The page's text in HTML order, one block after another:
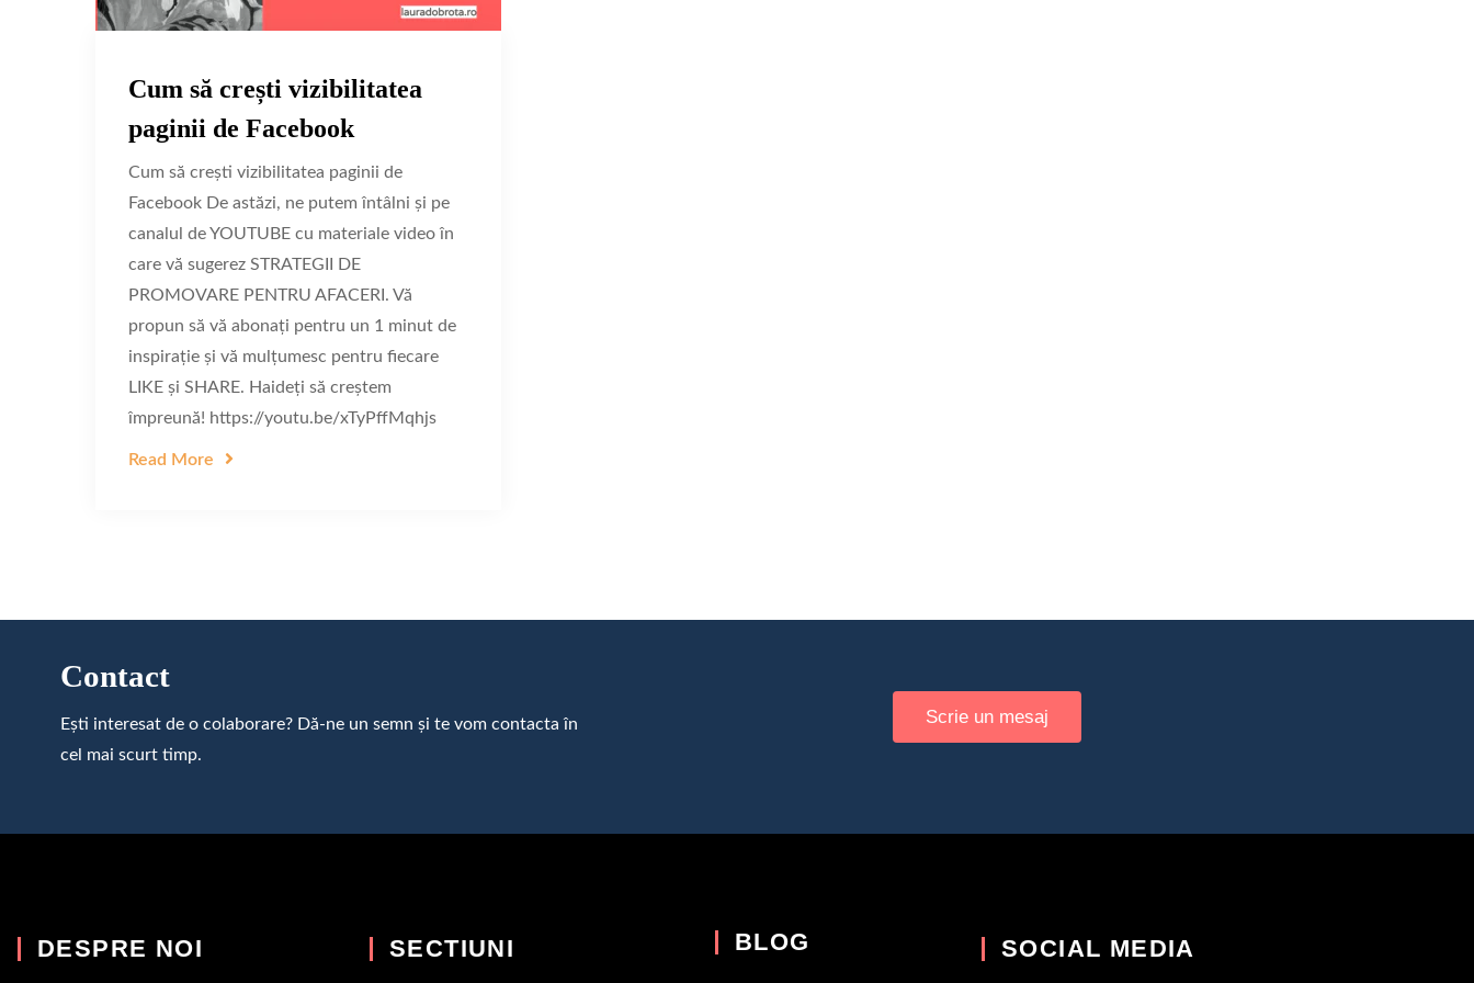
Cum să crești vizibilitatea
paginii de Facebook
Cum să crești vizibilitatea paginii de
Facebook De astăzi, ne putem întâlni și pe
canalul de YOUTUBE cu materiale video în
care vă sugerez STRATEGII DE
PROMOVARE PENTRU AFACERI. Vă
propun să vă abonați pentru un 1 minut de
inspirație și vă mulțumesc pentru fiecare
LIKE și SHARE. Haideți să creștem
împreună! https://youtu.be/xTyPffMqhjs
Read More
Contact
Ești interesat de o colaborare? Dă-ne un semn și te vom contacta în
cel mai scurt timp.
Scrie un mesaj
DESPRE NOI SECTIUNI BLOG SOCIAL MEDIA